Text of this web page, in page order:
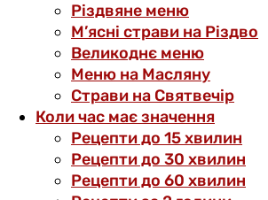
Різдвяне меню
М’ясні страви на Різдво
Великоднє меню
Меню на Масляну
Страви на Святвечір
Коли час має значення
Рецепти до 15 хвилин
Рецепти до 30 хвилин
Рецепти до 60 хвилин